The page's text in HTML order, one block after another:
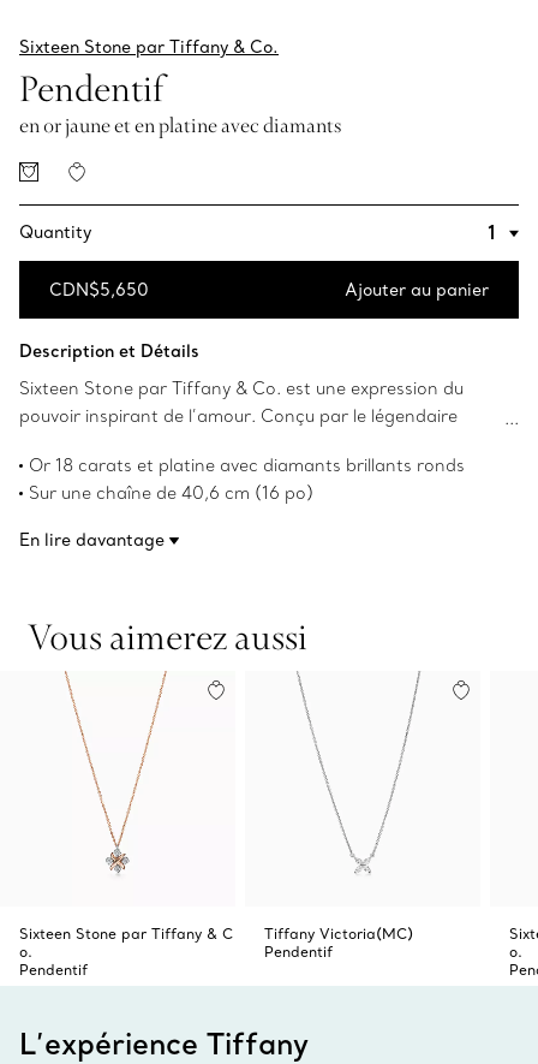
Sixteen Stone par Tiffany & Co.
Pendentif
en or jaune et en platine avec diamants
Quantity
CDN$5,650 Ajouter au panier
Description et Détails
Sixteen Stone par Tiffany & Co. est une expression du
pouvoir inspirant de l’amour. Conçu par le légendaire
croix de la collection s’inspire de l’héritage de sa famille
dans les textiles. Des diamants brillants ronds alternent
Or 18 carats et platine avec diamants brillants ronds
Sur une chaîne de 40,6 cm (16 po)
Numéro de produit:60022674
En lire davantage
Vous aimerez aussi
Sixteen Stone par Tiffany & C
o.
Pendentif
Tiffany Victoria(MC)
Pendentif
o.
L’expérience Tiffany